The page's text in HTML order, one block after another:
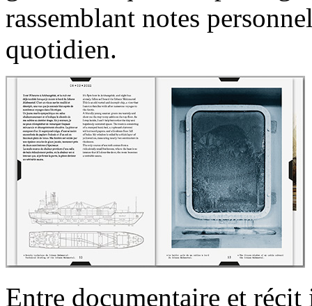
rassemblant notes
quotidien.
Entre documentaire et